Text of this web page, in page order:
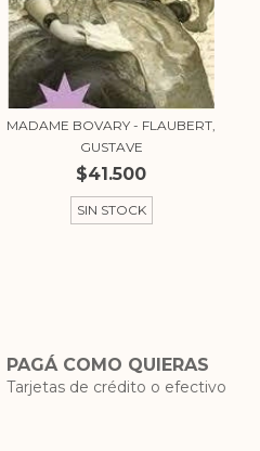
MADAME BOVARY - FLAUBERT,
GUSTAVE
$41.500
SIN STOCK
PAGÁ COMO QUIERAS
Tarjetas de crédito o efectivo